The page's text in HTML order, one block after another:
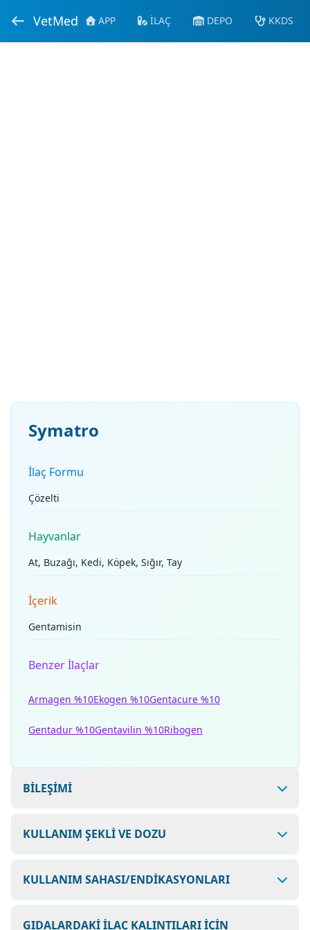
VetMed APP İLAÇ DEPO KKDS
Symatro
İlaç Formu
Çözelti
Hayvanlar
At, Buzağı, Kedi, Köpek, Sığır, Tay
İçerik
Gentamisin
Benzer İlaçlar
Armagen %10Ekogen %10Gentacure %10
Gentadur %10Gentavilin %10Ribogen
BİLEŞİMİ
KULLANIM ŞEKLİ VE DOZU
KULLANIM SAHASI/ENDİKASYONLARI
GIDALARDAKİ İLAÇ KALINTILARI İÇİN